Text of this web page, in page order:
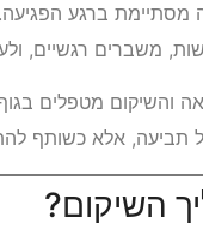
מסתיימת ברגע
משברים רגשיים,
והשיקום מטפלים
תביעה, אלא כשותף
השיקום?